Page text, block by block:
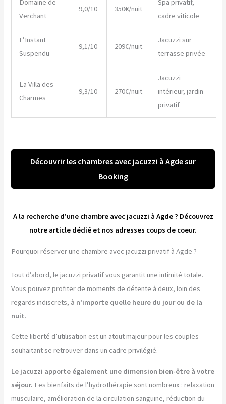
Domaine de
Verchant
9,0/10 350€/nuit
Spa privatif,
cadre viticole
L’Instant
Suspendu
9,1/10 209€/nuit
Jacuzzi sur
terrasse privée
La Villa des
Charmes
9,3/10 270€/nuit
Jacuzzi
intérieur, jardin
privatif
Découvrir les chambres avec jacuzzi à Agde sur
Booking
A la recherche d’une chambre avec jacuzzi à Agde ? Découvrez
notre article dédié et nos adresses coups de coeur.
Pourquoi réserver une chambre avec jacuzzi privatif à Agde ?
Tout d’abord, le jacuzzi privatif vous garantit une intimité totale.
Vous pouvez profiter de moments de détente à deux, loin des
regards indiscrets, à n’importe quelle heure du jour ou de la
nuit.
Cette liberté d’utilisation est un atout majeur pour les couples
souhaitant se retrouver dans un cadre privilégié.
Le jacuzzi apporte également une dimension bien-être à votre
séjour. Les bienfaits de l’hydrothérapie sont nombreux : relaxation
musculaire, amélioration de la circulation sanguine, réduction du